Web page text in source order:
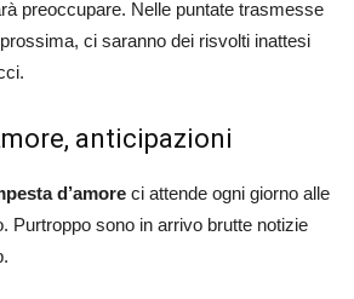
preoccupare. Nelle puntate trasmesse
ci saranno dei risvolti inattesi
anticipazioni
d’amore ci attende ogni giorno alle
Purtroppo sono in arrivo brutte notizie